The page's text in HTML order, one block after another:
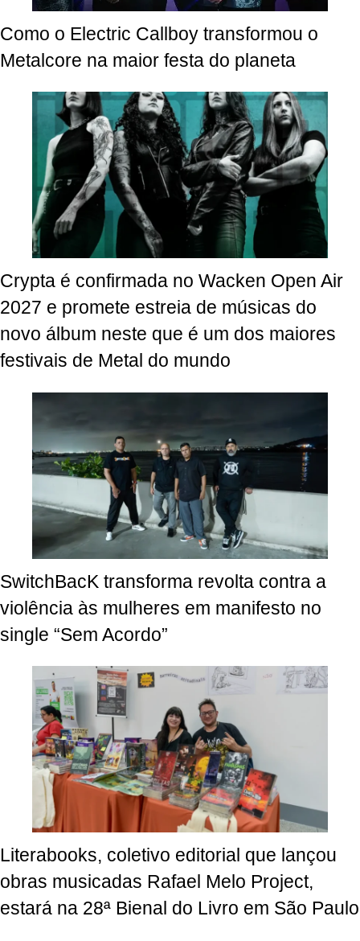
Como o Electric Callboy transformou o
Metalcore na maior festa do planeta
Crypta é confirmada no Wacken Open Air
2027 e promete estreia de músicas do
novo álbum neste que é um dos maiores
festivais de Metal do mundo
SwitchBacK transforma revolta contra a
violência às mulheres em manifesto no
single “Sem Acordo”
Literabooks, coletivo editorial que lançou
obras musicadas Rafael Melo Project,
estará na 28ª Bienal do Livro em São Paulo